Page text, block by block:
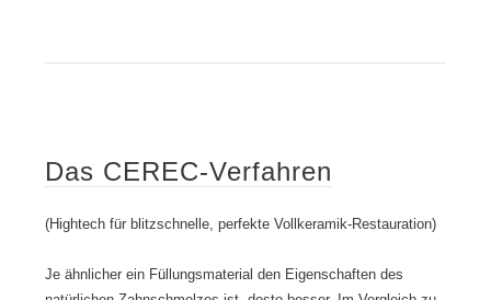
Das CEREC-Verfahren
(Hightech für blitzschnelle, perfekte Vollkeramik-Restauration)
Je ähnlicher ein Füllungsmaterial den Eigenschaften des